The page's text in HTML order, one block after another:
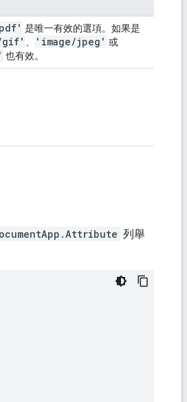
pdf' 是唯一有效的選項。如果是
gif' 'image/jpeg' 或
也有效。
列舉